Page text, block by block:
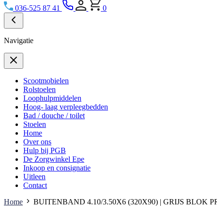
036-525 87 41 0
Navigatie
Scootmobielen
Rolstoelen
Loophulpmiddelen
Hoog- laag verpleegbedden
Bad / douche / toilet
Stoelen
Home
Over ons
Hulp bij PGB
De Zorgwinkel Epe
Inkoop en consignatie
Uitleen
Contact
Home
BUITENBAND 4.10/3.50X6 (320X90) | GRIJS BLOK